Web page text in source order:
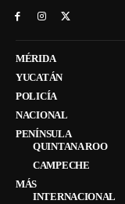
MÉRIDA
YUCATÁN
POLICÍA
NACIONAL
PENÍNSULA
QUINTANA ROO
CAMPECHE
MÁS
INTERNACIONAL